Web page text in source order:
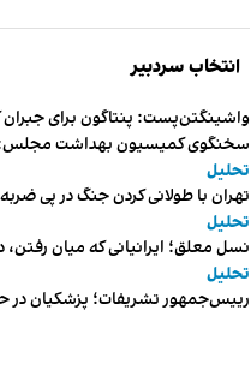
انتخاب سردبیر
واشینگتن‌پست: پنتاگون برای
سخنگوی کمیسیون بهداشت مجلس: حذف ارز دارو می‌تواند ۱۴۰۶
تحلیل
تهران با طولانی کردن جنگ در پی
تحلیل
نسل معلق؛ ایرانیانی که میان
تحلیل
رییس‌جمهور تشریفات؛ پزشکیان در